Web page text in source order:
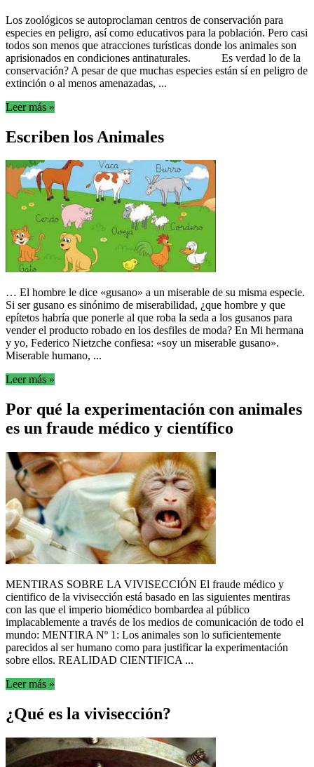
Los zoológicos se autoproclaman centros de conservación para
especies en peligro, así como educativos para la población. Pero casi
todos son menos que atracciones turísticas donde los animales son
aprisionados en condiciones antinaturales. Es verdad lo de la
conservación? A pesar de que muchas especies están sí en peligro de
extinción o al menos amenazadas, ...
Leer más »
Escriben los Animales
… El hombre le dice «gusano» a un miserable de su misma especie.
Si ser gusano es sinónimo de miserabilidad, ¿que hombre y que
epítetos habría que ponerle al que roba la seda a los gusanos para
vender el producto robado en los desfiles de moda? En Mi hermana
y yo, Federico Nietzche confiesa: «soy un miserable gusano».
Miserable humano, ...
Leer más »
Por qué la experimentación con animales
es un fraude médico y científico
MENTIRAS SOBRE LA VIVISECCIÓN El fraude médico y
cientifico de la vivisección está basado en las siguientes mentiras
con las que el imperio biomédico bombardea al público
implacablemente a través de los medios de comunicación de todo el
mundo: MENTIRA Nº 1: Los animales son lo suficientemente
parecidos al ser humano como para justificar la experimentación
sobre ellos. REALIDAD CIENTIFICA ...
Leer más »
¿Qué es la vivisección?